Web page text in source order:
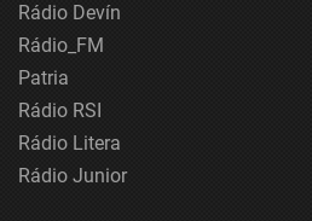
Rádio Devín
Rádio_FM
Patria
Rádio RSI
Rádio Litera
Rádio Junior